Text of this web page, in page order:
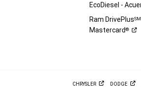
EcoDiesel -
Ram DrivePlusSM
Mastercard®
CHRYSLER DODGE